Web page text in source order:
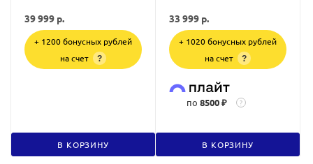
39 999 р.
+ 1200 бонусных рублей
на счет
?
В КОРЗИНУ
33 999 р.
+ 1020 бонусных рублей
на счет
?
по 8500 ₽ ?
В КОРЗИНУ